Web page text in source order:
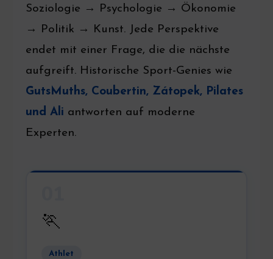
Soziologie → Psychologie → Ökonomie
→ Politik → Kunst. Jede Perspektive
endet mit einer Frage, die die nächste
aufgreift. Historische Sport-Genies wie
GutsMuths, Coubertin, Zátopek, Pilates
und Ali antworten auf moderne
Experten.
🏃
Athlet